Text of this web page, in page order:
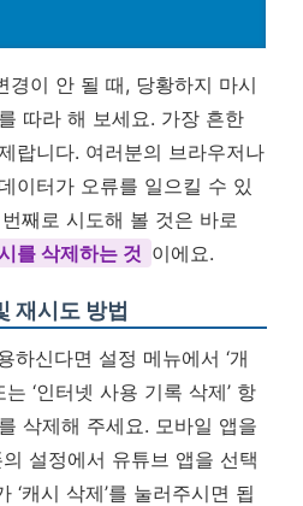
경이 안 될 때, 당황하지 마시
따라 해 보세요. 가장 흔한
랍니다. 여러분의 브라우저나
이터가 오류를 일으킬 수 있
째로 시도해 볼 것은 바로
를 삭제하는 것 이에요.
재시도 방법
하신다면 설정 메뉴에서 ‘개
‘인터넷 사용 기록 삭제’ 항
삭제해 주세요. 모바일 앱을
설정에서 유튜브 앱을 선택
‘캐시 삭제’를 눌러주시면 됩